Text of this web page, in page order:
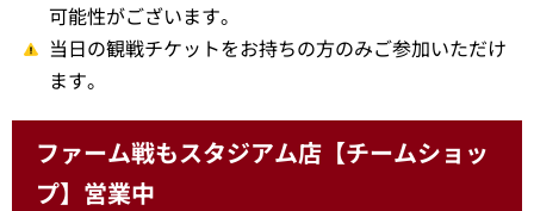
可能性がございます。
当日の観戦チケットをお持ちの方のみご参加いただけ
ます。
ファーム戦もスタジアム店【チームショッ
プ】営業中